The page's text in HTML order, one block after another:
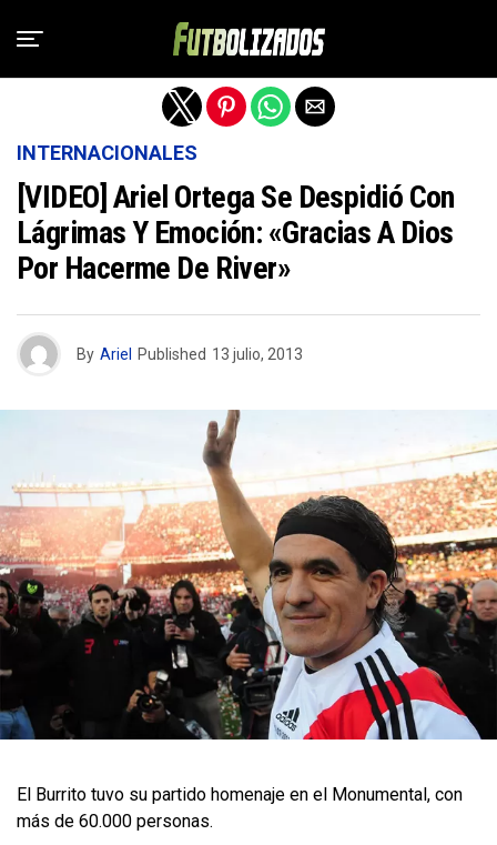
INTERNACIONALES
[VIDEO] Ariel Ortega Se Despidió Con
Lágrimas Y Emoción: «Gracias A Dios
Por Hacerme De River»
By Ariel Published 13 julio, 2013
El Burrito tuvo su partido homenaje en el Monumental, con
más de 60.000 personas.
Salir de la versión móvil